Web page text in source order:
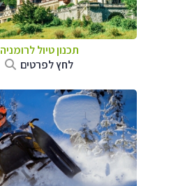
תכנון טיול לרומניה
לחץ לפרטים